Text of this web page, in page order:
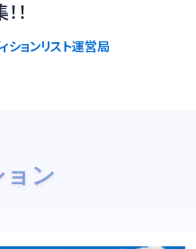
！
ションリスト運営局
ン